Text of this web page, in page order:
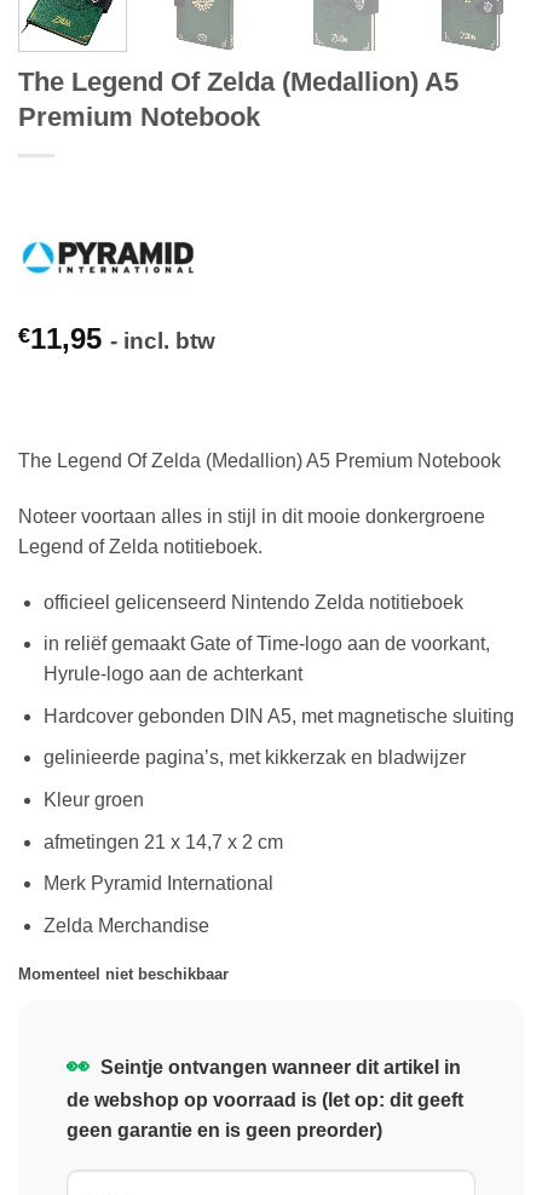
The Legend Of Zelda (Medallion) A5
Premium Notebook
€11,95 - incl. btw
The Legend Of Zelda (Medallion) A5 Premium Notebook
Noteer voortaan alles in stijl in dit mooie donkergroene
Legend of Zelda notitieboek.
officieel gelicenseerd Nintendo Zelda notitieboek
in reliëf gemaakt Gate of Time-logo aan de voorkant,
Hyrule-logo aan de achterkant
Hardcover gebonden DIN A5, met magnetische sluiting
gelinieerde pagina’s, met kikkerzak en bladwijzer
Kleur groen
afmetingen 21 x 14,7 x 2 cm
Merk Pyramid International
Zelda Merchandise
Momenteel niet beschikbaar
👀 Seintje ontvangen wanneer dit artikel in
de webshop op voorraad is (let op: dit geeft
geen garantie en is geen preorder)